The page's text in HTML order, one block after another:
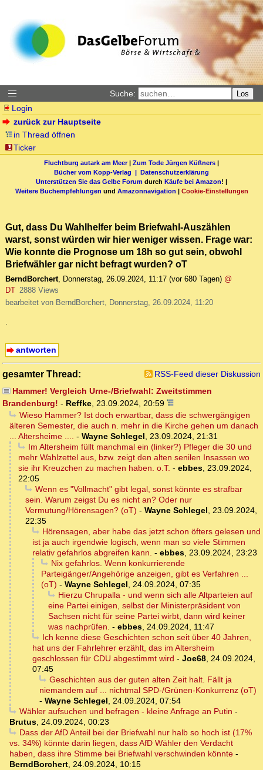
Suche: Los
Login
zurück zur Hauptseite
in Thread öffnen
Ticker
Fluchtburg autark am Meer| Zum Tode Jürgen Küßners |
Bücher vom Kopp-Verlag | Datenschutzerklärung
Unterstützen Sie das Gelbe Forum durch Käufe bei Amazon! |
Weitere Buchempfehlungen und Amazonnavigation | Cookie-Einstellungen
Gut, dass Du Wahlhelfer beim Briefwahl-Auszählen
warst, sonst würden wir hier weniger wissen. Frage war:
Wie konnte die Prognose um 18h so gut sein, obwohl
Briefwähler gar nicht befragt wurden? oT
BerndBorchert, Donnerstag, 26.09.2024, 11:17 (vor 680 Tagen) @
DT 2888 Views
bearbeitet von BerndBorchert, Donnerstag, 26.09.2024, 11:20
.
antworten
gesamter Thread:
RSS-Feed dieser Diskussion
Hammer! Vergleich Urne-/Briefwahl: Zweitstimmen
Brandenburg! - Reffke, 23.09.2024, 20:59
Wieso Hammer? Ist doch erwartbar, dass die schwergängigen
älteren Semester, die auch n. mehr in die Kirche gehen um danach
... Altersheime .... - Wayne Schlegel, 23.09.2024, 21:31
Im Altersheim füllt manchmal ein (linker?) Pfleger die 30 und
mehr Wahlzettel aus, bzw. zeigt den alten senilen Insassen wo
sie ihr Kreuzchen zu machen haben. o.T. - ebbes, 23.09.2024,
22:05
Wenn es "Vollmacht" gibt legal, sonst könnte es strafbar
sein. Warum zeigst Du es nicht an? Oder nur
Vermutung/Hörensagen? (oT) - Wayne Schlegel, 23.09.2024,
22:35
Hörensagen, aber habe das jetzt schon öfters gelesen und
ist ja auch irgendwie logisch, wenn man so viele Stimmen
relativ gefahrlos abgreifen kann. - ebbes, 23.09.2024, 23:23
Nix gefahrlos. Wenn konkurrierende
Parteigänger/Angehörige anzeigen, gibt es Verfahren ...
(oT) - Wayne Schlegel, 24.09.2024, 07:35
Hierzu Chrupalla - und wenn sich alle Altparteien auf
eine Partei einigen, selbst der Ministerpräsident von
Sachsen nicht für seine Partei wirbt, dann wird keiner
was nachprüfen. - ebbes, 24.09.2024, 11:47
Ich kenne diese Geschichten schon seit über 40 Jahren,
hat uns der Fahrlehrer erzählt, das im Altersheim
geschlossen für CDU abgestimmt wird - Joe68, 24.09.2024,
07:45
Geschichten aus der guten alten Zeit halt. Fällt ja
niemandem auf ... nichtmal SPD-/Grünen-Konkurrenz (oT)
- Wayne Schlegel, 24.09.2024, 07:54
Wähler aufsuchen und befragen - kleine Anfrage an Putin -
Brutus, 24.09.2024, 00:23
Dass der AfD Anteil bei der Briefwahl nur halb so hoch ist (17%
vs. 34%) könnte darin liegen, dass AfD Wähler den Verdacht
haben, dass ihre Stimme bei Briefwahl verschwinden könnte -
BerndBorchert, 24.09.2024, 10:15